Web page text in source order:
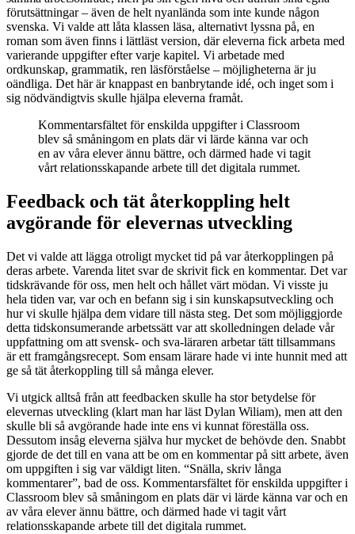
förutsättningar – även de helt nyanlända som inte kunde någon
svenska. Vi valde att låta klassen läsa, alternativt lyssna på, en
roman som även finns i lättläst version, där eleverna fick arbeta med
varierande uppgifter efter varje kapitel. Vi arbetade med
ordkunskap, grammatik, ren läsförståelse – möjligheterna är ju
oändliga. Det här är knappast en banbrytande idé, och inget som i
sig nödvändigtvis skulle hjälpa eleverna framåt.
Kommentarsfältet för enskilda uppgifter i Classroom
blev så småningom en plats där vi lärde känna var och
en av våra elever ännu bättre, och därmed hade vi tagit
vårt relationsskapande arbete till det digitala rummet.
Feedback och tät återkoppling helt
avgörande för elevernas utveckling
Det vi valde att lägga otroligt mycket tid på var återkopplingen på
deras arbete. Varenda litet svar de skrivit fick en kommentar. Det var
tidskrävande för oss, men helt och hållet värt mödan. Vi visste ju
hela tiden var, var och en befann sig i sin kunskapsutveckling och
hur vi skulle hjälpa dem vidare till nästa steg. Det som möjliggjorde
detta tidskonsumerande arbetssätt var att skolledningen delade vår
uppfattning om att svensk- och sva-läraren arbetar tätt tillsammans
är ett framgångsrecept. Som ensam lärare hade vi inte hunnit med att
ge så tät återkoppling till så många elever.
Vi utgick alltså från att feedbacken skulle ha stor betydelse för
elevernas utveckling (klart man har läst Dylan Wiliam), men att den
skulle bli så avgörande hade inte ens vi kunnat föreställa oss.
Dessutom insåg eleverna själva hur mycket de behövde den. Snabbt
gjorde de det till en vana att be om en kommentar på sitt arbete, även
om uppgiften i sig var väldigt liten. “Snälla, skriv långa
kommentarer”, bad de oss. Kommentarsfältet för enskilda uppgifter i
Classroom blev så småningom en plats där vi lärde känna var och en
av våra elever ännu bättre, och därmed hade vi tagit vårt
relationsskapande arbete till det digitala rummet.